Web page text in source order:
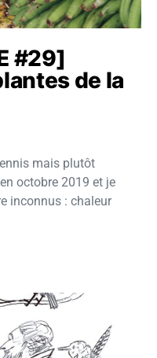
#29]
de la
mais plutôt
octobre 2019 et je
inconnus : chaleur